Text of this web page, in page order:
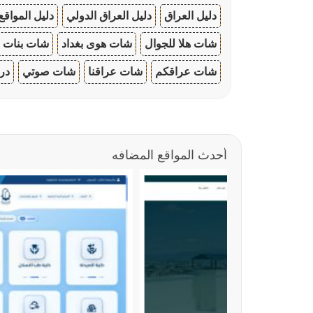
دليل العراق دليل العراق الدولي دليل
شات هلا للجوال شات هوى بغداد شات بنات
شات عراقكم شات عراقنا شات صوتي
أحدث المواقع المضافه